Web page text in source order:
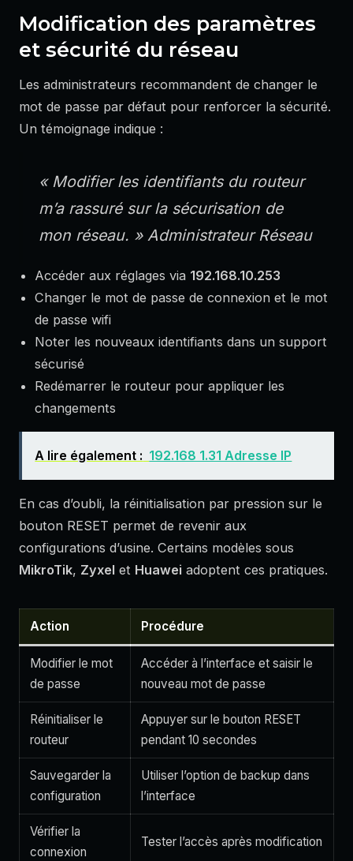
Modification des paramètres
et sécurité du réseau
Les administrateurs recommandent de changer le
mot de passe par défaut pour renforcer la sécurité.
Un témoignage indique :
« Modifier les identifiants du routeur
m’a rassuré sur la sécurisation de
mon réseau. » Administrateur Réseau
Accéder aux réglages via 192.168.10.253
Changer le mot de passe de connexion et le mot
de passe wifi
Noter les nouveaux identifiants dans un support
sécurisé
Redémarrer le routeur pour appliquer les
changements
A lire également : 192.168 1.31 Adresse IP
En cas d’oubli, la réinitialisation par pression sur le
bouton RESET permet de revenir aux
configurations d’usine. Certains modèles sous
MikroTik, Zyxel et Huawei adoptent ces pratiques.
Action Procédure
Modifier le mot
de passe
Accéder à l’interface et saisir le
nouveau mot de passe
Réinitialiser le
routeur
Appuyer sur le bouton RESET
pendant 10 secondes
Sauvegarder la
configuration
Utiliser l’option de backup dans
l’interface
Vérifier la
connexion
Tester l’accès après modification